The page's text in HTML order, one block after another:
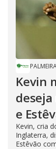
Kevin
e
Kevin, cria
Inglaterra,
Estêvão